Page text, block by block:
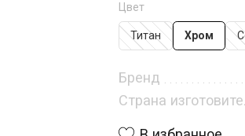
Цвет
Титан Хром
Бренд
Страна